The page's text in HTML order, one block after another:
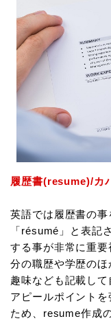
履歴書(resume)/カ
英語では履歴書の事
「résumé」と表記
する事が非常に重
分の職歴や学歴の
趣味なども記載し
アピールポイント
ため、resume作成